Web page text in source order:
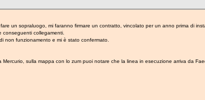
un sopraluogo, mi faranno firmare un contratto, vincolato per un anno prima di
collegamenti.
non funzionamento e mi è stato confermato.
sulla mappa con lo zum puoi notare che la linea in esecuzione arriva da